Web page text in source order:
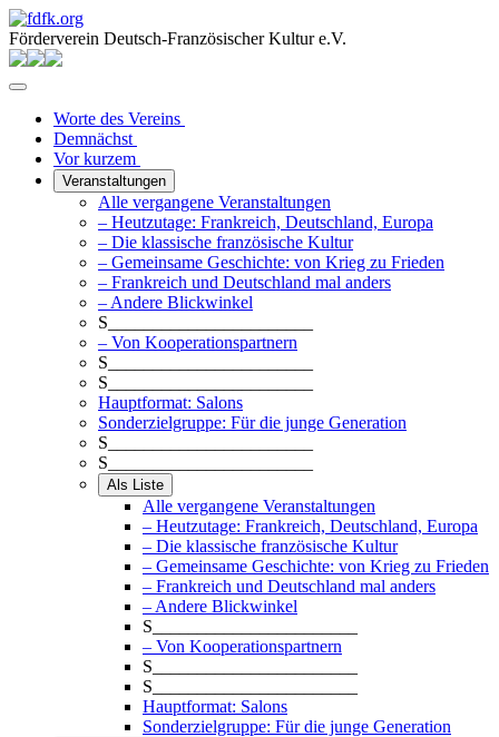
Förderverein Deutsch-Französischer Kultur e.V.
Worte des Vereins
Demnächst
Vor kurzem
Veranstaltungen
Alle vergangene Veranstaltungen
– Heutzutage: Frankreich, Deutschland, Europa
– Die klassische französische Kultur
– Gemeinsame Geschichte: von Krieg zu Frieden
– Frankreich und Deutschland mal anders
– Andere Blickwinkel
S_______________________
– Von Kooperationspartnern
S_______________________
S_______________________
Hauptformat: Salons
Sonderzielgruppe: Für die junge Generation
S_______________________
S_______________________
Als Liste
Alle vergangene Veranstaltungen
– Heutzutage: Frankreich, Deutschland, Europa
– Die klassische französische Kultur
– Gemeinsame Geschichte: von Krieg zu Frieden
– Frankreich und Deutschland mal anders
– Andere Blickwinkel
S_______________________
– Von Kooperationspartnern
S_______________________
S_______________________
Hauptformat: Salons
Sonderzielgruppe: Für die junge Generation